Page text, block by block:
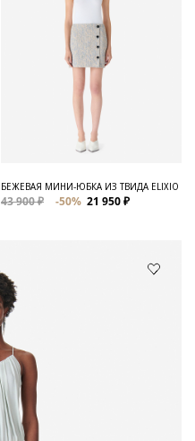
БЕЖЕВАЯ МИНИ-ЮБКА ИЗ ТВИДА ELIXIO
43 900 ₽ -50% 21 950 ₽